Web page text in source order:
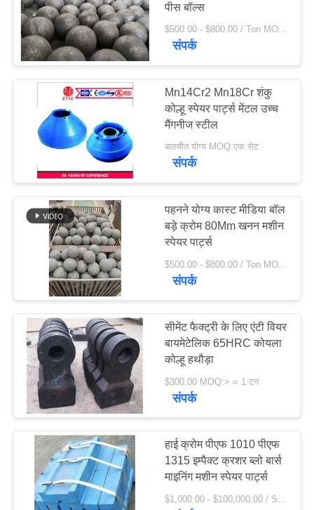
PRIVACY
POLICY
अयस्क पीसने की चक्की
268
स्टोन क्रेशर मशीन
236
खनन मशीन स्पेयर पार्ट्स
पीस बॉल्स
$500.00 - $800.00 / Ton MOQ:10 टन / टन
संपर्क
Mn14Cr2 Mn18Cr शंकु
कोल्हू स्पेयर पार्ट्स मेंटल उच्च
मैंगनीज स्टील
बातचीत योग्य MOQ:एक सेट
संपर्क
पहनने योग्य कास्ट मीडिया बॉल
बड़े क्रोम 80Mm खनन मशीन
स्पेयर पार्ट्स
संपर्क
सीमेंट फैक्ट्री के लिए एंटी वियर
बायमेटेलिक 65HRC कोयला
कोल्हू हथौड़ा
$300.00 MOQ:> = 1 टन
संपर्क
हाई क्रोम पीएफ 1010 पीएफ
1315 इम्पैक्ट क्रशर ब्लो बार्स
माइनिंग मशीन स्पेयर पार्ट्स
$1,000.00 - $100,000.00 / Set MOQ:1 सेट / सेट